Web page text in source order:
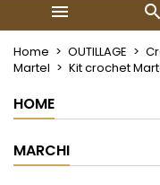
 
Home OUTILLAGE
Martel
Kit crochet
HOME
MARCHI